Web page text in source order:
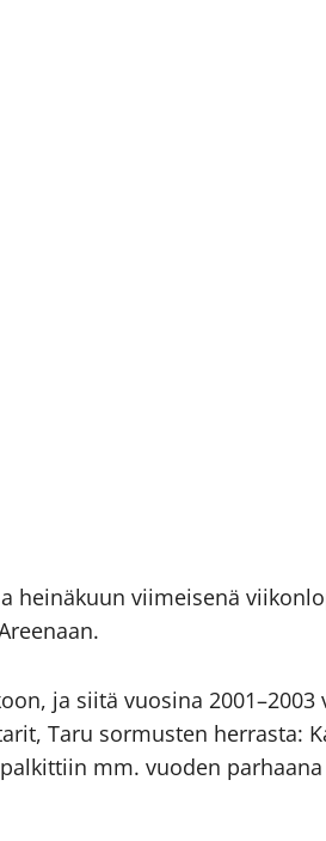
heinäkuun viimeisenä
ja siitä vuosina
Taru sormusten herrasta:
mm. vuoden